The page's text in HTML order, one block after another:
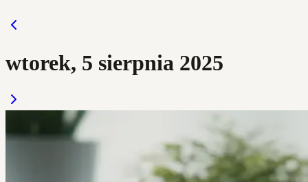
wtorek, 5 sierpnia 2025